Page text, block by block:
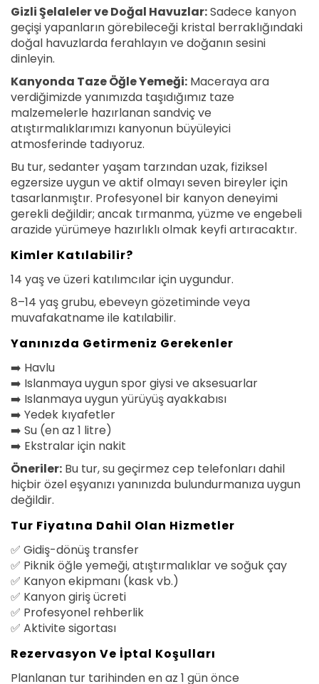
Gizli Şelaleler ve Doğal Havuzlar:Sadece kanyon
geçişi yapanların görebileceği kristal berraklığındaki
doğal havuzlarda ferahlayın ve doğanın sesini
dinleyin.
Kanyonda Taze Öğle Yemeği: Maceraya ara
verdiğimizde yanımızda taşıdığımız taze
malzemelerle hazırlanan sandviç ve
atıştırmalıklarımızı kanyonun büyüleyici
atmosferinde tadıyoruz.
Bu tur, sedanter yaşam tarzından uzak, fiziksel
egzersize uygun ve aktif olmayı seven bireyler için
tasarlanmıştır. Profesyonel bir kanyon deneyimi
gerekli değildir; ancak tırmanma, yüzme ve engebeli
arazide yürümeye hazırlıklı olmak keyfi artıracaktır.
Kimler Katılabilir?
14 yaş ve üzeri katılımcılar için uygundur.
8–14 yaş grubu, ebeveyn gözetiminde veya
muvafakatname ile katılabilir.
Yanınızda Getirmeniz Gerekenler
➡️ Havlu
➡️ Islanmaya uygun spor giysi ve aksesuarlar
➡️ Islanmaya uygun yürüyüş ayakkabısı
➡️ Yedek kıyafetler
➡️ Su (en az 1 litre)
➡️ Ekstralar için nakit
Öneriler: Bu tur, su geçirmez cep telefonları dahil
hiçbir özel eşyanızı yanınızda bulundurmanıza uygun
değildir.
Tur Fiyatına Dahil Olan Hizmetler
✅ Gidiş-dönüş transfer
✅ Piknik öğle yemeği, atıştırmalıklar ve soğuk çay
✅ Kanyon ekipmanı (kask vb.)
✅ Kanyon giriş ücreti
✅ Profesyonel rehberlik
✅ Aktivite sigortası
Rezervasyon Ve İptal Koşulları
Planlanan tur tarihinden en az 1 gün önce